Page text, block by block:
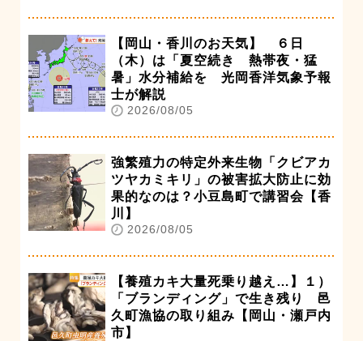
【岡山・香川のお天気】 ６日
（木）は「夏空続き 熱帯夜・猛
暑」水分補給を 光岡香洋気象予報
士が解説
2026/08/05
強繁殖力の特定外来生物「クビアカ
ツヤカミキリ」の被害拡大防止に効
果的なのは？小豆島町で講習会【香
川】
2026/08/05
【養殖カキ大量死乗り越え…】１）
「ブランディング」で生き残り 邑
久町漁協の取り組み【岡山・瀬戸内
市】